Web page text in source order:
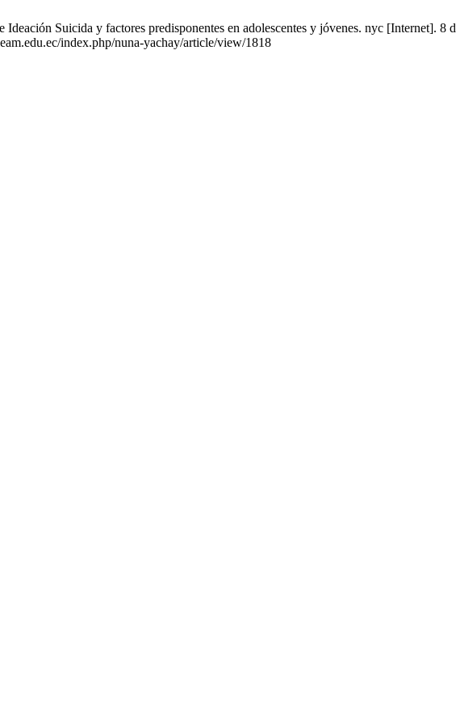
Suicida y factores predisponentes en adolescentes y jóvenes. nyc [Internet]. 8
index.php/nuna-yachay/article/view/1818